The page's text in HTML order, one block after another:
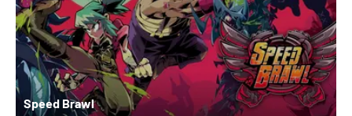
Speed Brawl